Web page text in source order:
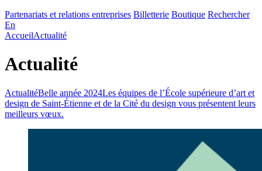
Partenariats et relations entreprises Billetterie Boutique Rechercher
En
AccueilActualité
Actualité
ActualitéBelle année 2024Les équipes de l’École supérieure d’art et
design de Saint-Étienne et de la Cité du design vous présentent leurs
meilleurs vœux.